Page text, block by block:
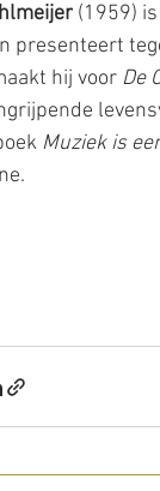
(1959)
presenteert
hij voor De
Muziek is